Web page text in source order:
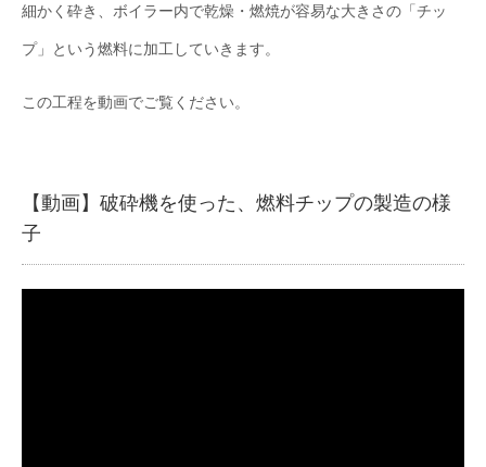
細かく砕き、ボイラー内で乾燥・燃焼が容易な大きさの「チッ
プ」という燃料に加工していきます。
この工程を動画でご覧ください。
【動画】破砕機を使った、燃料チップの製造の様
子